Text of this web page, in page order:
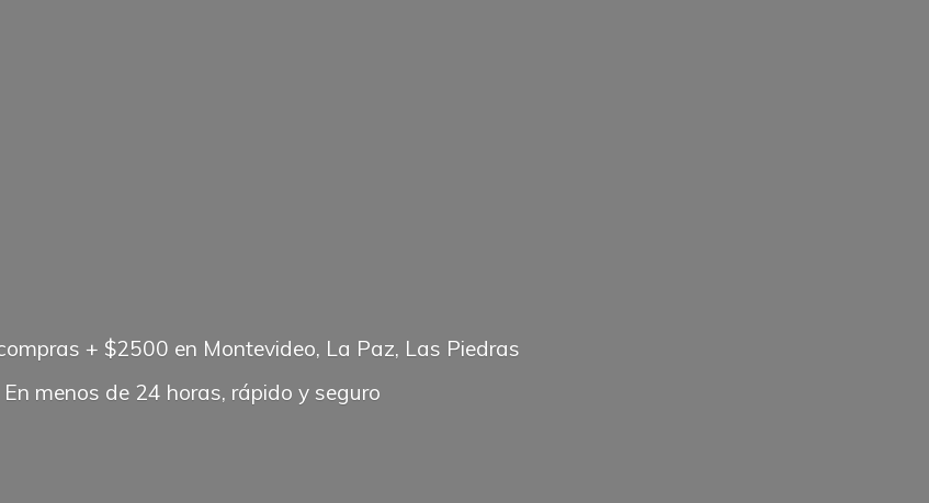
+ $2500 en Montevideo, La Paz, Las Piedras
En menos de 24 horas, rápido y seguro